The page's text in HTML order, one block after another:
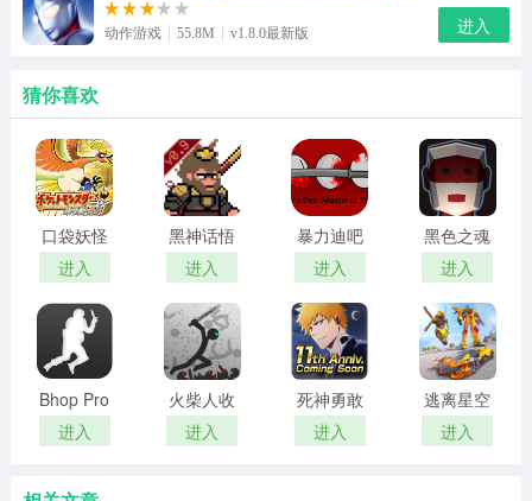
动作游戏 55.8M v1.8.0最新版 进入
猜你喜欢
口袋妖怪
心金
进入
黑神话悟
空
进入
暴力迪吧
血染乱域
进入
黑色之魂
进入
Bhop Pro
进入
火柴人收
割者
进入
死神勇敢
的灵魂
进入
逃离星空
进入